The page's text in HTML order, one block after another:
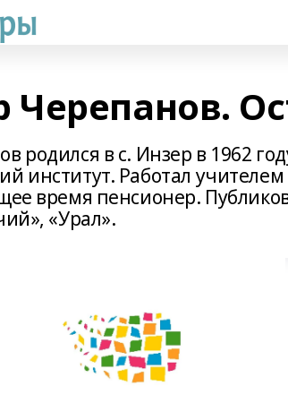
Черепанов.
родился в с. Инзер в 1962
институт. Работал
время пенсионер.
«Урал».